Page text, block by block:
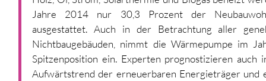
Jahre 2014 nur 30,3 Prozent der
ausgestattet. Auch in der Betrachtung aller
Nichtbaugebäuden, nimmt die Wärmepumpe im
Spitzenposition ein. Experten prognostizieren auch
Aufwärtstrend der erneuerbaren Energieträger und